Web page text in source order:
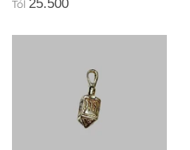
Tól